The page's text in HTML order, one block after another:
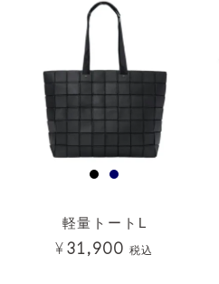
軽量トートL
¥31,900 税込